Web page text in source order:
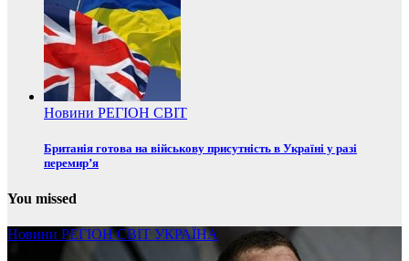
Новини РЕГІОН СВІТ
Британія готова на військову присутність в Україні у разі
перемир’я
You missed
Новини РЕГІОНСВІТ УКРАЇНА